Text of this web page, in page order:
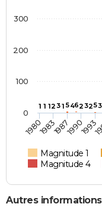
1 1 123154623253
Magnitude 1
Magnitude 4
19801983198719901993
0
100
200
300
Autres